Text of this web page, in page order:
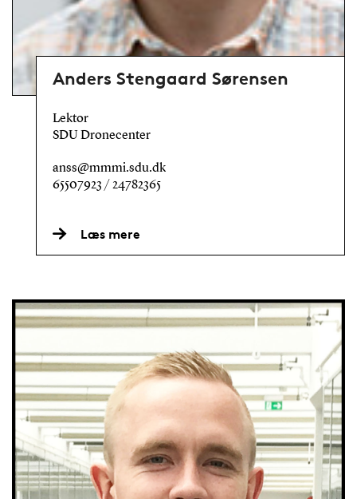
Anders Stengaard Sørensen
Lektor
SDU Dronecenter
anss@mmmi.sdu.dk
65507923 / 24782365
Læs mere